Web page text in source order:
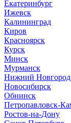
Екатеринбург
Ижевск
Калининград
Киров
Красноярск
Курск
Минск
Мурманск
Нижний Новгород
Новосибирск
Обнинск
Петропавловск-
Ростов-на-Дону